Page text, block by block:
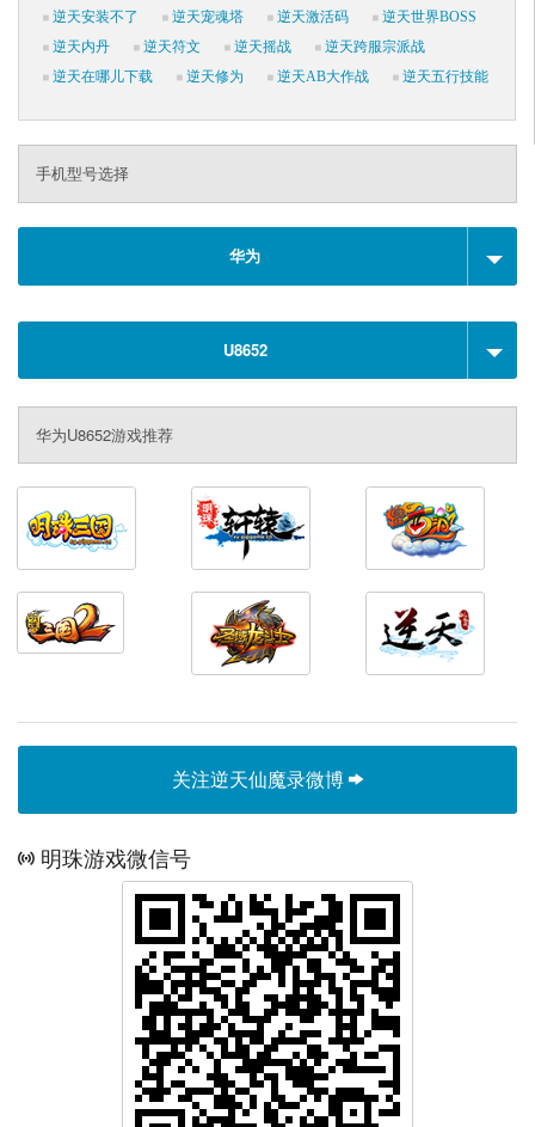
逆天安装不了
逆天宠魂塔 逆天激活码
逆天世界BOSS
逆天内丹
逆天符文 逆天摇战
逆天跨服宗派战
逆天在哪儿下载
逆天修为 逆天AB大作战 逆天五行技能
手机型号选择
华为
U8652
华为U8652游戏推荐
关注逆天仙魔录微博
明珠游戏微信号